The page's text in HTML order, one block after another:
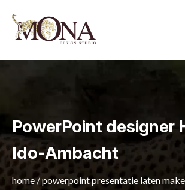
PowerPoint designer
Ido-Ambacht
home/powerpoint presentatie laten